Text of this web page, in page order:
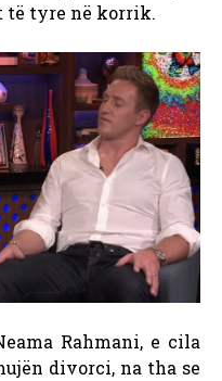
të tyre në korrik.
Rahmani, e cila
divorci, na tha se